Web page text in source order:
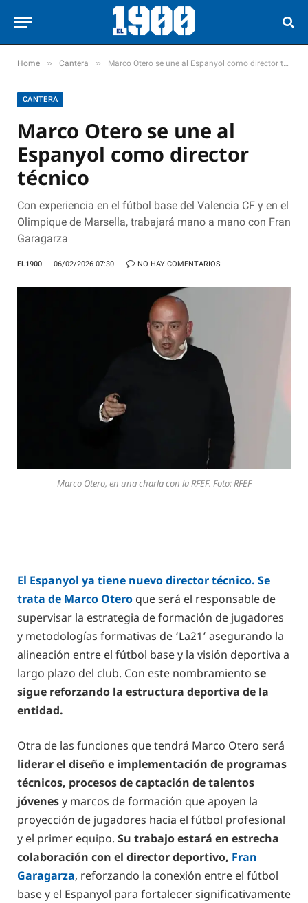
Home » Cantera » Marco Otero se une al Espanyol como director técnico
CANTERA
Marco Otero se une al
Espanyol como director
técnico
Con experiencia en el fútbol base del Valencia CF y en el
Olimpique de Marsella, trabajará mano a mano con Fran
Garagarza
EL1900 06/02/2026 07:30 NO HAY COMENTARIOS
Marco Otero, en una charla con la RFEF. Foto: RFEF
El Espanyol ya tiene nuevo director técnico. Se
trata de Marco Otero que será el responsable de
supervisar la estrategia de formación de jugadores
y metodologías formativas de ‘La21’ asegurando la
alineación entre el fútbol base y la visión deportiva a
largo plazo del club. Con este nombramiento se
sigue reforzando la estructura deportiva de la
entidad.
Otra de las funciones que tendrá Marco Otero será
liderar el diseño e implementación de programas
técnicos, procesos de captación de talentos
jóvenesy marcos de formación que apoyen la
proyección de jugadores hacia el fútbol profesional
y el primer equipo. Su trabajo estará en estrecha
colaboración con el director deportivo, Fran
Garagarza, reforzando la conexión entre el fútbol
base y el Espanyol para fortalecer significativamente